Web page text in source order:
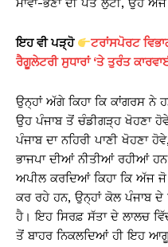
ਮਾਵਾਂ-ਭੈਣਾਂ ਦੀ ਪੱਤ ਲੁੱਟੀ, ਉਹ
ਇਹ ਵੀ ਪੜ੍ਹੋ
ਟਰਾਂਸਪੋਰਟ
ਰੈਗੂਲੇਟਰੀ ਸੁਧਾਰਾਂ ‘ਤੇ ਤੁਰੰਤ
ਉਨ੍ਹਾਂ ਅੱਗੇ ਕਿਹਾ ਕਿ ਕਾਂਗਰਸ ਨੇ
ਉਹ ਪੰਜਾਬ ਤੋਂ ਚੰਡੀਗੜ੍ਹ ਖੋਹਣਾ
ਪੰਜਾਬ ਦਾ ਨਹਿਰੀ ਪਾਣੀ ਖੋਹਣਾ
ਭਾਜਪਾ ਦੀਆਂ ਨੀਤੀਆਂ ਰਹੀਆਂ
ਅਪੀਲ ਕਰਦਿਆਂ ਕਿਹਾ ਕਿ ਅੱਜ
ਕਰ ਰਹੇ ਹਨ, ਉਨ੍ਹਾਂ ਕੋਲ ਪੰਜਾਬ ਦੇ
ਹੈ। ਇਹ ਸਿਰਫ਼ ਸੱਤਾ ਦੇ ਲਾਲਚ
ਤੋਂ ਬਾਹਰ ਨਿਕਲਦਿਆਂ ਹੀ ਇਹ